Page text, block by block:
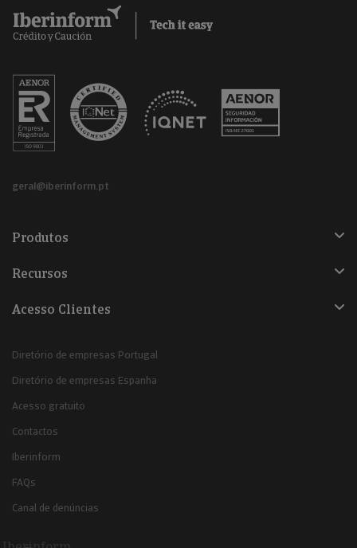
geral@iberinform.pt
Produtos
Recursos
Acesso Clientes
Diretório de empresas Portugal
Diretório de empresas Espanha
Acesso gratuito
Contactos
Iberinform
FAQs
Canal de denúncias